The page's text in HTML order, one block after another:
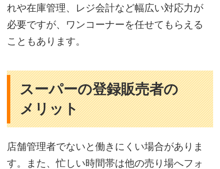
れや在庫管理、レジ会計など幅広い対応力が
必要ですが、ワンコーナーを任せてもらえる
こともあります。
スーパーの登録販売者の
メリット
店舗管理者でないと働きにくい場合がありま
す。また、忙しい時間帯は他の売り場へフォ